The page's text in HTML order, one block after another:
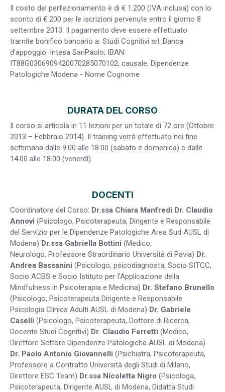
Il costo del perfezionamento è di € 1.200 (IVA inclusa) con lo
sconto di € 200 per le iscrizioni pervenute entro il giorno 8
settembre 2013. Il pagamento deve essere effettuato
tramite bonifico bancario a: Studi Cognitivi srl. Banca
d’appoggio: Intesa SanPaolo; IBAN:
IT88G0306909420070285070102; causale: Dipendenze
Patologiche Modena - Nome Cognome
DURATA DEL CORSO
Il corso si articola in 11 lezioni per un totale di 72 ore (Ottobre
2013 – Febbraio 2014). Il training verrà effettuato nei fine
settimana dalle 9.00 alle 18.00 (sabato e domenica) e dalle
14.00 alle 18.00 (venerdì).
DOCENTI
Coordinatore del Corso: Dr.ssa Chiara Manfredi Dr. Claudio
Annovi (Psicologo, Psicoterapeuta, Dirigente e Responsabile
del Servizio per le Dipendenze Patologiche Area Sud AUSL di
Modena) Dr.ssa Gabriella Bottini (Medico,
Neurologo, Professore Straordinario Università di Pavia) Dr.
Andrea Bassanini (Psicologo, psicodiagnosta, Socio SITCC,
Socio ACBS e Socio Istituto per l'Applicazione della
Mindfulness in Psicoterapia e Medicina) Dr. Stefano Brunello
(Psicologo, Psicoterapeuta Dirigente e Responsabile
Psicologia Clinica Adulti AUSL di Modena) Dr. Gabriele
Caselli (Psicologo, Psicoterapeuta, Dottore di Ricerca,
Docente Studi Cognitivi) Dr. Claudio Ferretti (Medico,
Direttore Settore Dipendenze Patologiche AUSL di Modena)
Dr. Paolo Antonio Giovannelli (Psichiatra, Psicoterapeuta,
Professore a Contratto Università degli Studi di Milano,
Direttore ESC Team) Dr.ssa Nicoletta Nigro (Psicologa,
Psicoterapeuta, Dirigente AUSL di Modena, Didatta Studi